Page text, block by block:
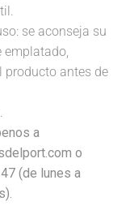
se aconseja su
emplatado,
producto antes de
a
o
(de lunes a